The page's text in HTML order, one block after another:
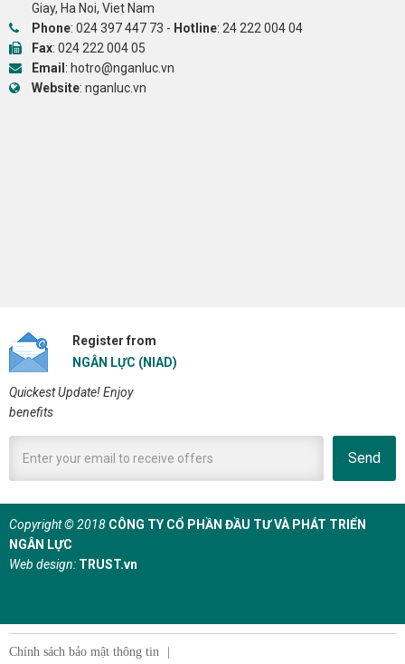
Giay, Ha Noi, Viet Nam
Phone: 024 397 447 73 - Hotline: 24 222 004 04
Fax: 024 222 004 05
Email : hotro@nganluc.vn
Website: nganluc.vn
Register from
NGÂN LỰC (NIAD)
Quickest Update! Enjoy
benefits
Send
Copyright © 2018 CÔNG TY CỔ PHẦN ĐẦU TƯ VÀ PHÁT TRIỂN
NGÂN LỰC
Web design: TRUST.vn
Chính sách bảo mật thông tin